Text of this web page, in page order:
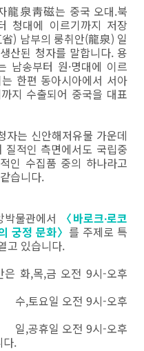
龍泉靑磁는 중국 오대.북
청대에 이르기까지 저장
) 남부의 룽취안(龍泉) 일
산된 청자를 말합니다. 용
남송부터 원·명대에 이르
한편 동아시아에서 서아
지 수출되어 중국을 대표
자는 신안해저유물 가운데
적인 측면에서도 국립중
인 수집품 중의 하나라고
습니다.
박물관에서
〈바로크∙로코
궁정 문화〉 를 주제로 특
고 있습니다.
은 화,목,금 오전 9시-오후
요일 오전 9시-오후
휴일 오전 9시-오후
다.